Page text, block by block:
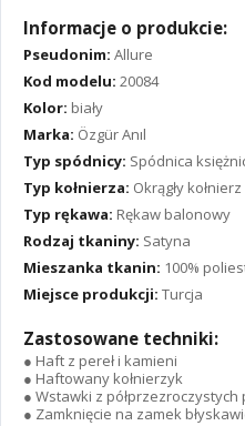
Informacje o produkcie:
Pseudonim: Allure
Kod modelu: 20084
Kolor: biały
Marka: Özgür Anıl
Typ spódnicy: Spódnica
Typ kołnierza: Okrągły kołnierz
Typ rękawa: Rękaw balonowy
Rodzaj tkaniny: Satyna
Mieszanka tkanin: 100%
Miejsce produkcji: Turcja
Zastosowane techniki:
● Haft z pereł i kamieni
● Haftowany kołnierzyk
● Wstawki z półprzezroczystych
● Zamknięcie na zamek